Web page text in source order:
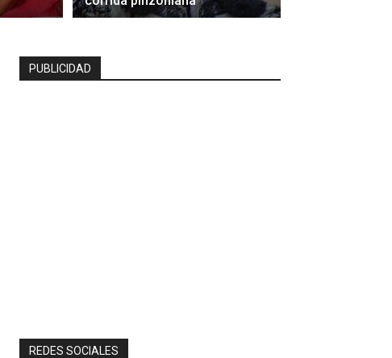
PUBLICIDAD
REDES SOCIALES